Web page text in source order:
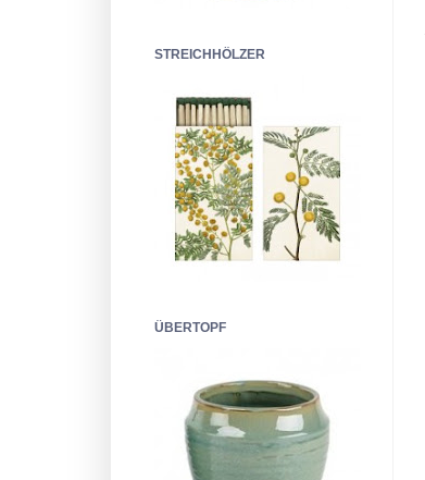
STREICHHÖLZER
ÜBERTOPF